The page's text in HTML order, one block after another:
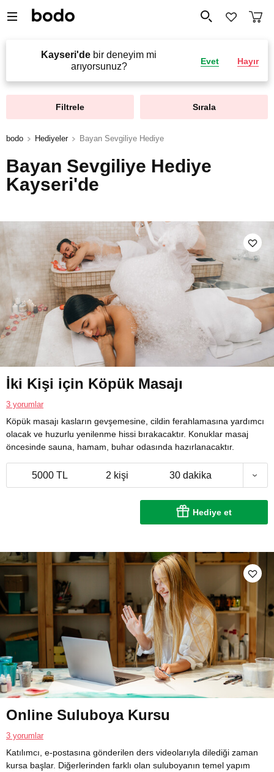
Kayseri'de bir deneyim mi
arıyorsunuz?
Evet Hayır
Filtrele Sırala
bodo Hediyeler Bayan Sevgiliye Hediye
Bayan Sevgiliye Hediye
Kayseri'de
İki Kişi için Köpük Masajı
3 yorumlar
Köpük masajı kasların gevşemesine, cildin ferahlamasına yardımcı
olacak ve huzurlu yenilenme hissi bırakacaktır. Konuklar masaj
öncesinde sauna, hamam, buhar odasında hazırlanacaktır.
5000 TL 2 kişi 30 dakika
Hediye et
Online Suluboya Kursu
3 yorumlar
Katılımcı, e-postasına gönderilen ders videolarıyla dilediği zaman
kursa başlar. Diğerlerinden farklı olan suluboyanın temel yapım